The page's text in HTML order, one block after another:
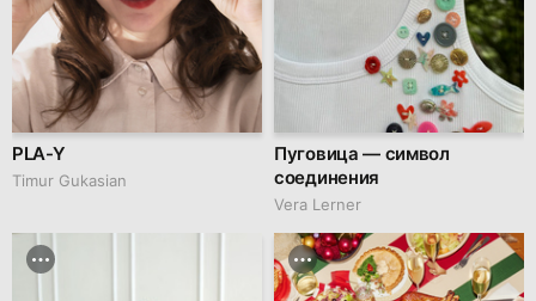
PLA-Y
Timur Gukasian
Пуговица — символ
соединения
Vera Lerner